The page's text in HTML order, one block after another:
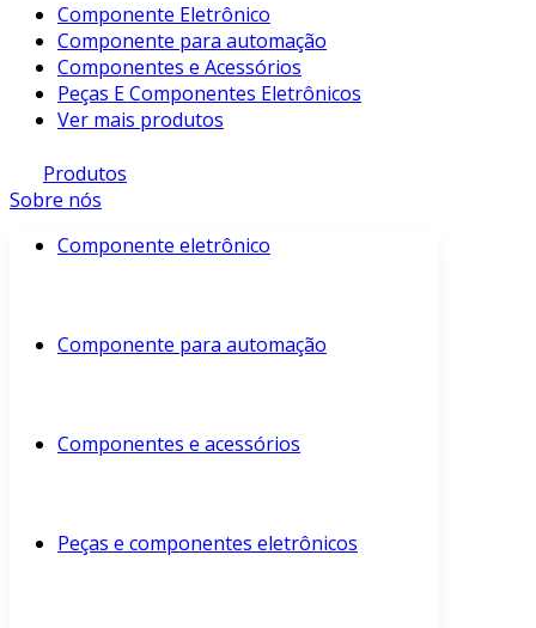
Componente Eletrônico
Componente para automação
Componentes e Acessórios
Peças E Componentes Eletrônicos
Ver mais produtos
Produtos
Sobre nós
Componente eletrônico
Componente para automação
Componentes e acessórios
Peças e componentes eletrônicos